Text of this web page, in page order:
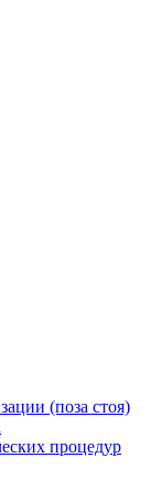
(поза стоя)
процедур